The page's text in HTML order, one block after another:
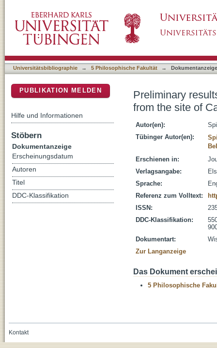
Noto, Sicily
Universitätsbibliographie → 5 Philosophische Fakultät → Dokumentanzeige
Preliminary
from the site of
Autor(en):
Tübinger Autor(en):
Erschienen in:
Verlagsangabe:
Sprache:
Referenz zum Volltext:
ISSN:
DDC-Klassifikation:
Dokumentart:
Zur Langanzeige
Das Dokument
5 Philosophische
PUBLIKATION MELDEN
Hilfe und Informationen
Stöbern
Dokumentanzeige
Erscheinungsdatum
Autoren
Titel
DDC-Klassifikation
Kontakt